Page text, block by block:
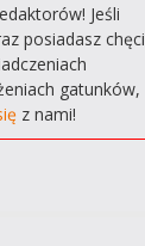
Jeśli
posiadasz chęci
gatunków,
z nami!